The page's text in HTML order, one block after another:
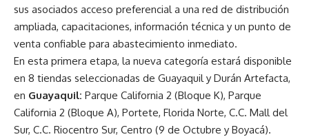
sus asociados acceso preferencial a una red de distribución
ampliada, capacitaciones, información técnica y un punto de
venta confiable para abastecimiento inmediato.
En esta primera etapa, la nueva categoría estará disponible
en 8 tiendas seleccionadas de Guayaquil y Durán Artefacta,
en Guayaquil: Parque California 2 (Bloque K), Parque
California 2 (Bloque A), Portete, Florida Norte, C.C. Mall del
Sur, C.C. Riocentro Sur, Centro (9 de Octubre y Boyacá).